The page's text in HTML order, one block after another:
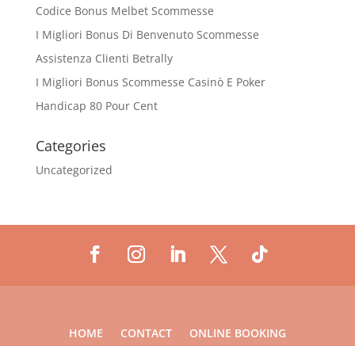
Codice Bonus Melbet Scommesse
I Migliori Bonus Di Benvenuto Scommesse
Assistenza Clienti Betrally
I Migliori Bonus Scommesse Casinò E Poker
Handicap 80 Pour Cent
Categories
Uncategorized
HOME CONTACT ONLINE BOOKING